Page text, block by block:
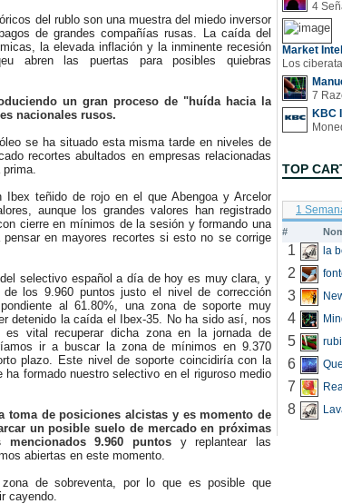
del rublo son una muestra del miedo inversor
de grandes compañías rusas. La caída del
la elevada inflación y la inminente recesión
abren las puertas para posibles quiebras
un gran proceso de "huída hacia la
nacionales rusos.
se ha situado esta misma tarde en niveles de
recortes abultados en empresas relacionadas
teñido de rojo en el que Abengoa y Arcelor
aunque los grandes valores han registrado
cierre en mínimos de la sesión y formando una
en mayores recortes si esto no se corrige
selectivo español a día de hoy es muy clara, y
los 9.960 puntos justo el nivel de corrección
al 61.80%, una zona de soporte muy
detenido la caída el Ibex-35. No ha sido así, nos
es vital recuperar dicha zona en la jornada de
ir a buscar la zona de mínimos en 9.370
plazo. Este nivel de soporte coincidiría con la
ha formado nuestro selectivo en el riguroso medio
toma de posiciones alcistas y es momento de
un posible suelo de mercado en próximas
9.960 puntos y replantear las
abiertas en este momento.
de sobreventa, por lo que es posible que
cayendo.
Market
7
KBC
TOP
1
#
1
2
3
4
5
6
7
8